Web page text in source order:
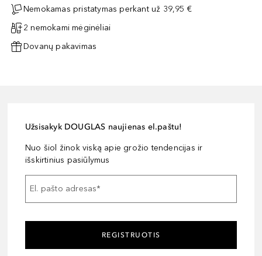
Nemokamas pristatymas perkant už 39,95 €
2 nemokami mėginėliai
Dovanų pakavimas
Užsisakyk DOUGLAS naujienas el.paštu!
Nuo šiol žinok viską apie grožio tendencijas ir
išskirtinius pasiūlymus
El. pašto adresas*
REGISTRUOTIS